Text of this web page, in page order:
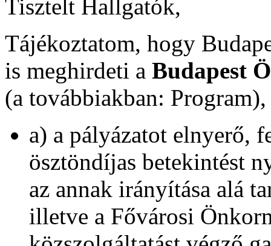
Tisztelt Hallgatók,
Tájékoztatom, hogy
is meghirdeti a Budapest
(a továbbiakban:
a) a pályázatot elnyerő,
ösztöndíjas betekintést
az annak irányítása alá
illetve a Fővárosi